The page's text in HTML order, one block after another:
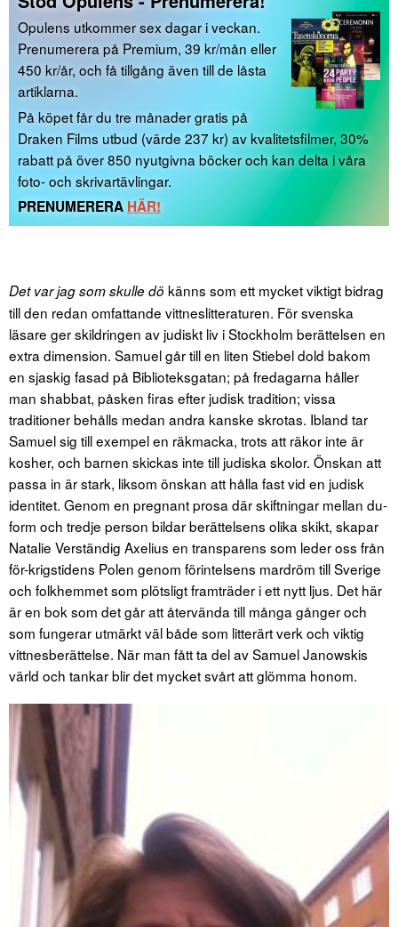
Opulens utkommer sex dagar i veckan.
Prenumerera på Premium, 39 kr/mån eller
450 kr/år, och få tillgång även till de låsta
artiklarna.
På köpet får du tre månader gratis på
Draken Films utbud (värde 237 kr) av kvalitetsfilmer, 30%
rabatt på över 850 nyutgivna böcker och kan delta i våra
foto- och skrivartävlingar.
PRENUMERERA HÄR!
Det var jag som skulle dö känns som ett mycket viktigt bidrag
till den redan omfattande vittneslitteraturen. För svenska
läsare ger skildringen av judiskt liv i Stockholm berättelsen en
extra dimension. Samuel går till en liten Stiebel dold bakom
en sjaskig fasad på Biblioteksgatan; på fredagarna håller
man shabbat, påsken firas efter judisk tradition; vissa
traditioner behålls medan andra kanske skrotas. Ibland tar
Samuel sig till exempel en räkmacka, trots att räkor inte är
kosher, och barnen skickas inte till judiska skolor. Önskan att
passa in är stark, liksom önskan att hålla fast vid en judisk
identitet. Genom en pregnant prosa där skiftningar mellan du-
form och tredje person bildar berättelsens olika skikt, skapar
Natalie Verständig Axelius en transparens som leder oss från
för-krigstidens Polen genom förintelsens mardröm till Sverige
och folkhemmet som plötsligt framträder i ett nytt ljus. Det här
är en bok som det går att återvända till många gånger och
som fungerar utmärkt väl både som litterärt verk och viktig
vittnesberättelse. När man fått ta del av Samuel Janowskis
värld och tankar blir det mycket svårt att glömma honom.